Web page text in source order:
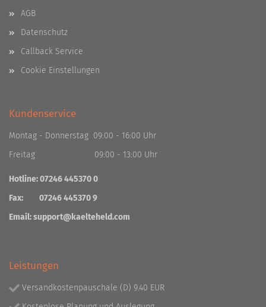
AGB
Datenschutz
Callback Service
Cookie Einstellungen
Kundenservice
Montag - Donnerstag 09:00 - 16:00 Uhr
Freitag 09:00 - 13:00 Uhr
Hotline: 07246 445370 0
Fax: 07246 445370 9
Email:support@kaelteheld.com
Leistungen
Versandkostenpauschale (D) 9.40 EUR